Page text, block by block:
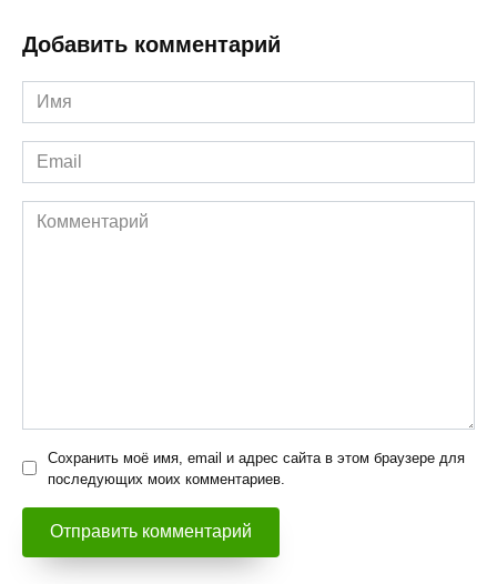
Добавить комментарий
Имя
*
Email
*
Комментарий
Сохранить моё имя, email и адрес сайта в этом браузере для
последующих моих комментариев.